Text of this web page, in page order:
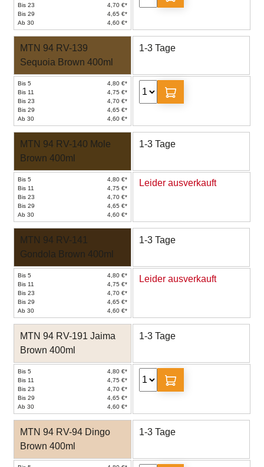
Bis 23
4,70 €*
Bis 29
4,65 €*
Ab 30
4,60 €*
MTN 94 RV-139
Sequoia Brown 400ml
1-3 Tage
Bis 5
4,80 €*
Bis 11
4,75 €*
Bis 23
4,70 €*
Bis 29
4,65 €*
Ab 30
4,60 €*
MTN 94 RV-140 Mole
Brown 400ml
1-3 Tage
Bis 5
4,80 €*
Bis 11
4,75 €*
Bis 23
4,70 €*
Bis 29
4,65 €*
Ab 30
4,60 €*
Leider ausverkauft
MTN 94 RV-141
Gondola Brown 400ml
1-3 Tage
Bis 5
4,80 €*
Bis 11
4,75 €*
Bis 23
4,70 €*
Bis 29
4,65 €*
Ab 30
4,60 €*
Leider ausverkauft
MTN 94 RV-191 Jaima
Brown 400ml
1-3 Tage
Bis 5
4,80 €*
Bis 11
4,75 €*
Bis 23
4,70 €*
Bis 29
4,65 €*
Ab 30
4,60 €*
MTN 94 RV-94 Dingo
Brown 400ml
1-3 Tage